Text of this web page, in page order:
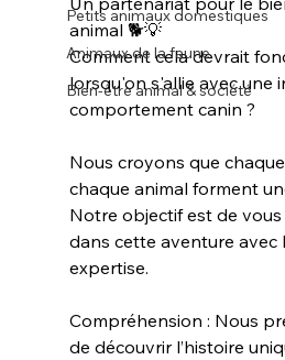
Petits animaux domestiques
Animaux de la faune
Bien-être animal & société
animal 🐕💡
Comment cela devrait
lorsqu'on s'allie avec une
comportement canin ?
Nous croyons que
chaque animal forment
Notre objectif est de
dans cette aventure avec
expertise.
Compréhension : Nous
de découvrir l’histoire